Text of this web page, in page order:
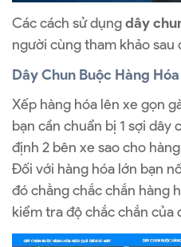
Các cách sử dụngdây
người cùng tham khảo sau
Dây Chun Buộc Hàng
Xếp hàng hóa lên xe gọn
bạn cần chuẩn bị 1 sợi dây
định 2 bên xe sao cho
Đối với hàng hóa lớn bạn
đó chằng chắc chắn hàng
kiểm tra độ chắc chắn của